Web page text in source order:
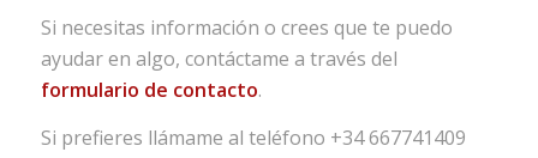
Si necesitas información o crees que te puedo
ayudar en algo, contáctame a través del
formulario de contacto.
Si prefieres llámame al teléfono +34 667741409